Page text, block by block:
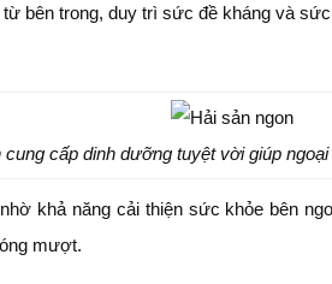
bên trong, duy trì sức đề kháng và
cung cấp dinh dưỡng tuyệt vời giúp
khả năng cải thiện sức khỏe bên
mượt.